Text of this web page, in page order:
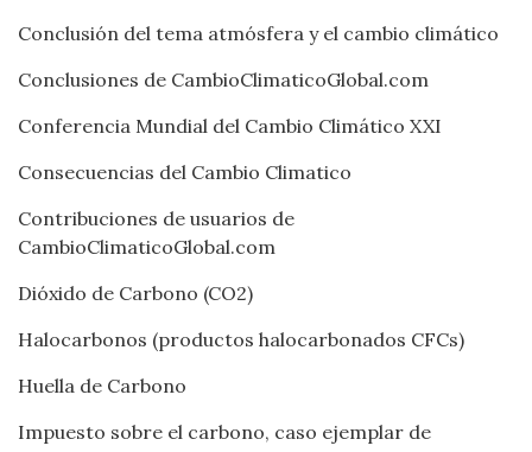
Conclusión del tema atmósfera y el cambio climático
Conclusiones de CambioClimaticoGlobal.com
Conferencia Mundial del Cambio Climático XXI
Consecuencias del Cambio Climatico
Contribuciones de usuarios de
CambioClimaticoGlobal.com
Dióxido de Carbono (CO2)
Halocarbonos (productos halocarbonados CFCs)
Huella de Carbono
Impuesto sobre el carbono, caso ejemplar de